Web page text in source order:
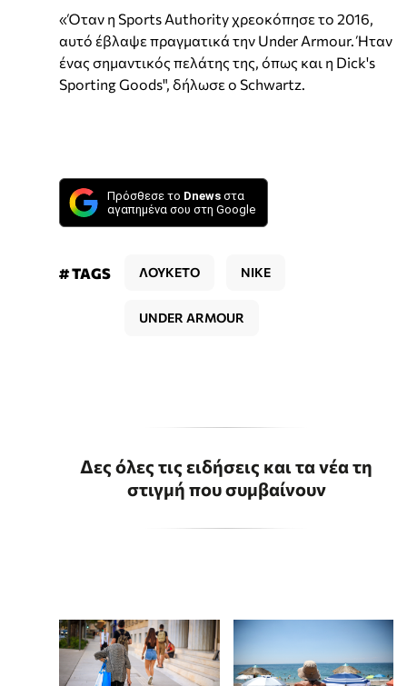
«Όταν η Sports Authority χρεοκόπησε το 2016,
αυτό έβλαψε πραγματικά την Under Armour. Ήταν
ένας σημαντικός πελάτης της, όπως και η Dick's
Sporting Goods", δήλωσε ο Schwartz.
Πρόσθεσε το Dnews στα
αγαπημένα σου στη Google
# TAGS ΛΟΥΚΕΤΟ NIKE
UNDER ARMOUR
Δες όλες τις ειδήσεις και τα νέα τη
στιγμή που συμβαίνουν